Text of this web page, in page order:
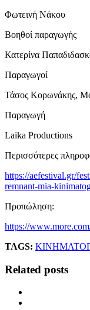
Φωτεινή Νάκου
Βοηθοί παραγωγής
Κατερίνα
Παραγωγοί
Τάσος Κορωνάκης,
Παραγωγή
Laika Productions
Περισσότερες
https://aefestival.gr/
remnant-mia-
Προπώληση:
https://
TAGS:
Related posts